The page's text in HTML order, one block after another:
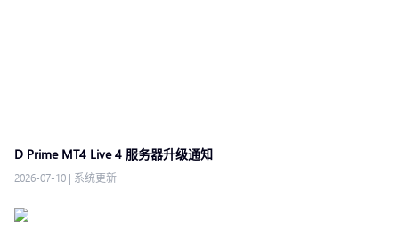
D Prime MT4 Live 4 服务器升级通知
2026-07-10 | 系统更新